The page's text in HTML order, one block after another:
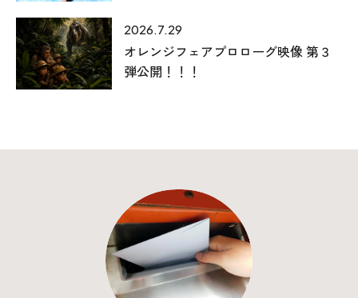
2026.7.29
オレンジフェアプロローグ映像 第３
弾公開！！！